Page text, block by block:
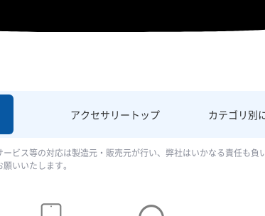
アクセサリー トップ カテゴリ別
ビス等の対応は製造元・販売元が行い、弊社はいかなる責任も負
いいたします。